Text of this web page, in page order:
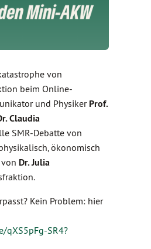
von
beim Online-
und Physiker Prof.
Claudia
SMR-Debatte von
ökonomisch
Dr. Julia
Kein Problem: hier
qXS5pFg-SR4?